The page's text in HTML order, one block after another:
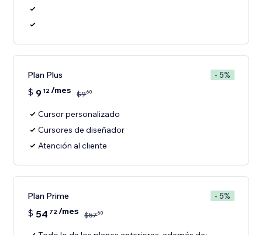
Plan Plus - 5%
$ 9 12/mes $960
Cursor personalizado
Cursores de diseñador
Atención al cliente
Plan Prime - 5%
$ 54 72/mes $5760